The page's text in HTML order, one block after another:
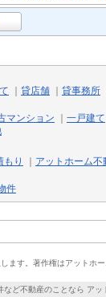
貸店舗 貸事務所
マンション 一戸建て
もり アットホーム
件
ます。 著作権はアットホ
ど不動産のことなら アッ